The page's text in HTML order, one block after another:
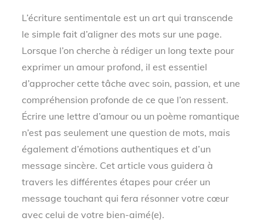
L’écriture sentimentale est un art qui transcende
le simple fait d’aligner des mots sur une page.
Lorsque l’on cherche à rédiger un long texte pour
exprimer un amour profond, il est essentiel
d’approcher cette tâche avec soin, passion, et une
compréhension profonde de ce que l’on ressent.
Écrire une lettre d’amour ou un poème romantique
n’est pas seulement une question de mots, mais
également d’émotions authentiques et d’un
message sincère. Cet article vous guidera à
travers les différentes étapes pour créer un
message touchant qui fera résonner votre cœur
avec celui de votre bien-aimé(e).